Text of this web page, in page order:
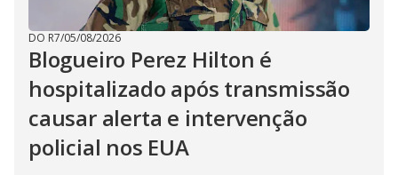
DO R7/05/08/2026
Blogueiro Perez Hilton é
hospitalizado após transmissão
causar alerta e intervenção
policial nos EUA